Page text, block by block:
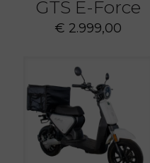
GTS E-Force
€ 2.999,00